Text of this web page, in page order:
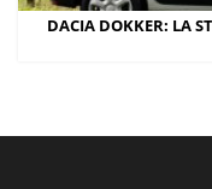
DACIA DOKKER: LA